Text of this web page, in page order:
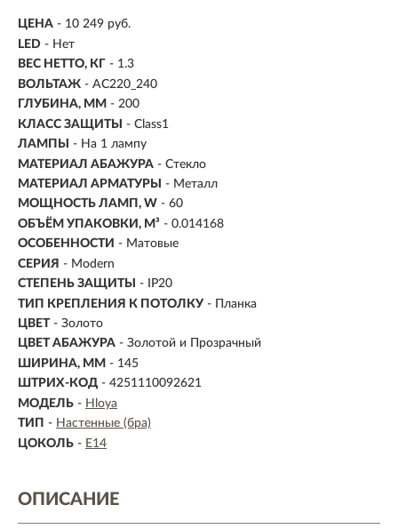
ЦЕНА - 10 249 руб.
LED - Нет
ВЕС НЕТТО, КГ - 1.3
ВОЛЬТАЖ - AC220_240
ГЛУБИНА, ММ - 200
КЛАСС ЗАЩИТЫ
- Class1
ЛАМПЫ
- На 1 лампу
МАТЕРИАЛ АБАЖУРА - Стекло
МАТЕРИАЛ АРМАТУРЫ
- Металл
МОЩНОСТЬ ЛАМП, W - 60
ОБЪЁМ УПАКОВКИ, М³ - 0.014168
ОСОБЕННОСТИ - Матовые
СЕРИЯ - Modern
СТЕПЕНЬ ЗАЩИТЫ
- IP20
ТИП КРЕПЛЕНИЯ К ПОТОЛКУ - Планка
ЦВЕТ - Золото
ЦВЕТ АБАЖУРА - Золотой и Прозрачный
ШИРИНА, ММ - 145
ШТРИХ-КОД - 4251110092621
МОДЕЛЬ - Hloya
ТИП - Настенные (бра)
ЦОКОЛЬ - E14
ОПИСАНИЕ